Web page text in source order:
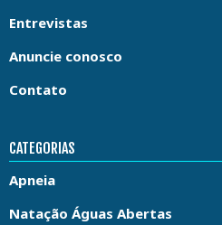
Entrevistas
Anuncie conosco
Contato
CATEGORIAS
Apneia
Natação Águas Abertas